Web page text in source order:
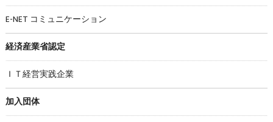
E-NET コミュニケーション
経済産業省認定
ＩＴ経営実践企業
加入団体